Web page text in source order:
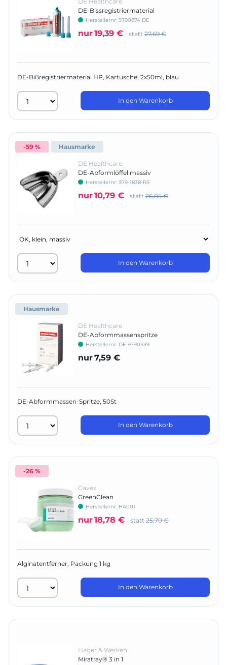
DE-Bissregistriermaterial
Herstellernr: 9790874 DE
nur19,39 € statt 27,69 €
DE-Bißregistriermaterial HP, Kartusche, 2x50ml, blau
In den Warenkorb
-59 % Hausmarke
DE Healthcare
DE-Abformlöffel massiv
Herstellernr: 979-1838-RS
nur10,79 € statt 26,85 €
In den Warenkorb
Hausmarke
DE Healthcare
DE-Abformmassenspritze
Herstellernr: DE 9790339
nur7,59 €
DE-Abformmassen-Spritze, 50St
In den Warenkorb
-26 %
Cavex
GreenClean
Herstellernr: HA001
nur18,78 € statt 25,70 €
Alginatentferner, Packung 1 kg
In den Warenkorb
Hager & Werken
Miratray® 3 in 1